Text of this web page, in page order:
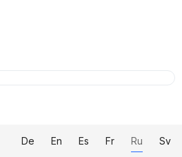
De En Es Fr Ru Sv